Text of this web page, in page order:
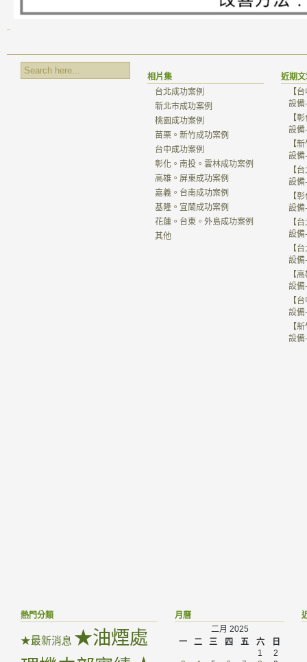
相片集
台北成功案例
新北市成功案例
桃園成功案例
苗栗。新竹成功案例
台中成功案例
彰化。南投。雲林成功案例
高雄。屏東成功案例
嘉義。台南成功案例
基隆。宜蘭成功案例
花蓮。台東。外島成功案例
其他
近期
【
設備
【
設備
【
設備
【
設備
【
設備
【
設備
【
設備
【
設備
【
設備
【
設備
熱門分類
★最新消息 ★油煙處
月曆
二月 2025
一
二 三 四 五 六 日
1
2